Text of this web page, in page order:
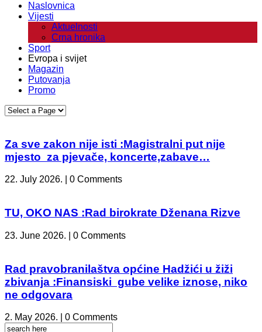
Naslovnica
Vijesti
Aktuelnosti
Crna hronika
Sport
Evropa i svijet
Magazin
Putovanja
Promo
Za sve zakon nije isti :Magistralni put nije
mjesto za pjevače, koncerte,zabave…
22. July 2026. | 0 Comments
TU, OKO NAS :Rad birokrate Dženana Rizve
23. June 2026. | 0 Comments
Rad pravobranilaštva općine Hadžići u žiži
zbivanja :Finansiski gube velike iznose, niko
ne odgovara
2. May 2026. | 0 Comments